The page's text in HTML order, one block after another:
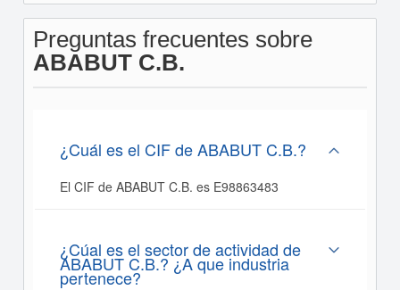
Preguntas frecuentes sobre
ABABUT C.B.
¿Cuál es el CIF de ABABUT C.B.?
El CIF de ABABUT C.B. es E98863483
¿Cúal es el sector de actividad de
ABABUT C.B.? ¿A que industria
pertenece?